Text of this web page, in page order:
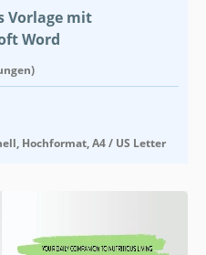
Vorlage mit
Word
Hochformat, A4 / US Letter